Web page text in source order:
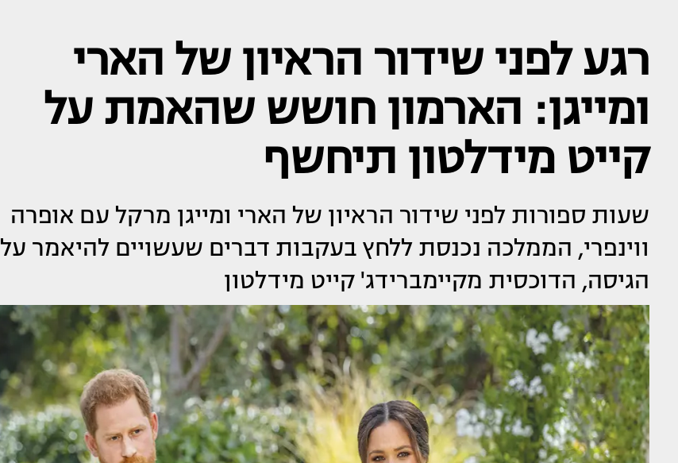
רגע לפני שידור הראיון של הארי
ומייגן: הארמון חושש שהאמת על
קייט מידלטון תיחשף
שעות ספורות לפני שידור הראיון של הארי ומייגן מרקל עם אופרה
ווינפרי, הממלכה נכנסת ללחץ בעקבות דברים שעשויים להיאמר על
הגיסה, הדוכסית מקיימברידג' קייט מידלטון